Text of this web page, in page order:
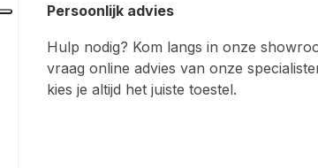
Persoonlijk advies
Hulp nodig? Kom langs in onze
vraag online advies van onze
kies je altijd het juiste toestel.